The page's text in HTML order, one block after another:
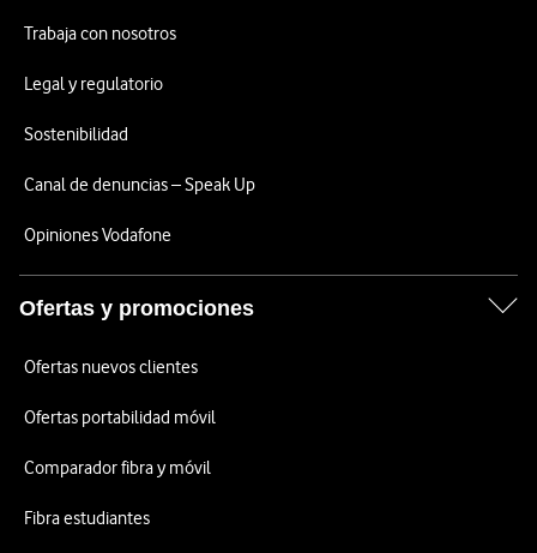
Trabaja con nosotros
Legal y regulatorio
Sostenibilidad
Canal de denuncias – Speak Up
Opiniones Vodafone
Ofertas y promociones
Ofertas nuevos clientes
Ofertas portabilidad móvil
Comparador fibra y móvil
Fibra estudiantes